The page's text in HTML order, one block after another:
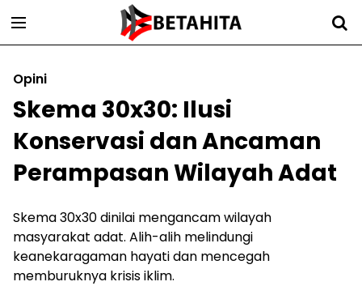
Opini
Skema 30x30: Ilusi
Konservasi dan Ancaman
Perampasan Wilayah Adat
Skema 30x30 dinilai mengancam wilayah
masyarakat adat. Alih-alih melindungi
keanekaragaman hayati dan mencegah
memburuknya krisis iklim.